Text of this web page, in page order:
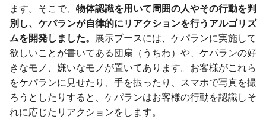
ます。そこで、 物体認識を用いて周囲の人やその行動を判
別し、ケパランが自律的にリアクションを行うアルゴリズ
ムを開発しました。
展示ブースには、ケパランに実施して
欲しいことが書いてある団扇（うちわ）や、ケパランの好
きなモノ、嫌いなモノが置いてあります。お客様がこれら
をケパランに見せたり、手を振ったり、スマホで写真を撮
ろうとしたりすると、ケパランはお客様の行動を認識しそ
れに応じたリアクションをします。